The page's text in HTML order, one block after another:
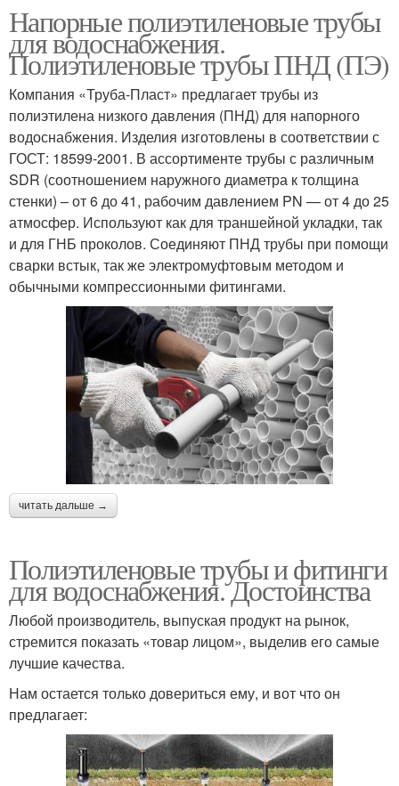
Напорные полиэтиленовые трубы
для водоснабжения.
Полиэтиленовые трубы ПНД (ПЭ)
Компания «Труба-Пласт» предлагает трубы из
полиэтилена низкого давления (ПНД) для напорного
водоснабжения. Изделия изготовлены в соответствии с
ГОСТ: 18599-2001. В ассортименте трубы с различным
SDR (соотношением наружного диаметра к толщина
стенки) – от 6 до 41, рабочим давлением PN — от 4 до 25
атмосфер. Используют как для траншейной укладки, так
и для ГНБ проколов. Соединяют ПНД трубы при помощи
сварки встык, так же электромуфтовым методом и
обычными компрессионными фитингами.
читать дальше →
Полиэтиленовые трубы и фитинги
для водоснабжения. Достоинства
Любой производитель, выпуская продукт на рынок,
стремится показать «товар лицом», выделив его самые
лучшие качества.
Нам остается только довериться ему, и вот что он
предлагает: